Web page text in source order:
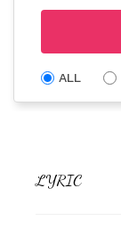
ALL
LYRIC